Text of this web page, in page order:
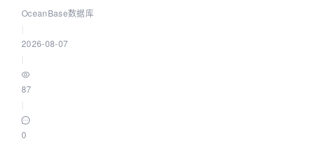
Agent 既当运动员又
OceanBase数据库
2026-08-07
87
0